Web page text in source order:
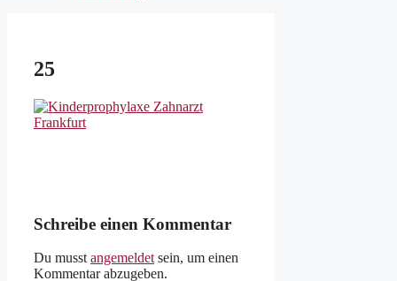
25
Schreibe einen Kommentar
Du musst angemeldet sein, um einen
Kommentar abzugeben.